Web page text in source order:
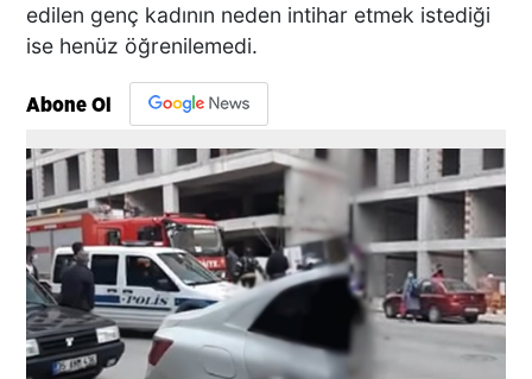
edilen genç kadının neden intihar etmek istediği
ise henüz öğrenilemedi.
Abone Ol